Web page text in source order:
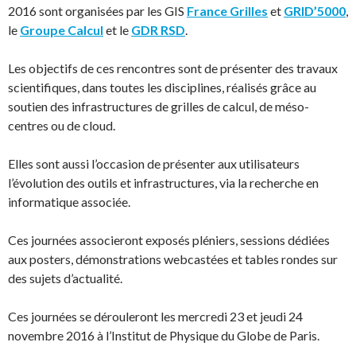
2016 sont organisées par les GIS France Grilles et GRID’5000,
le Groupe Calcul et le GDR RSD.
Les objectifs de ces rencontres sont de présenter des travaux
scientifiques, dans toutes les disciplines, réalisés grâce au
soutien des infrastructures de grilles de calcul, de méso-
centres ou de cloud.
Elles sont aussi l’occasion de présenter aux utilisateurs
l’évolution des outils et infrastructures, via la recherche en
informatique associée.
Ces journées associeront exposés pléniers, sessions dédiées
aux posters, démonstrations webcastées et tables rondes sur
des sujets d’actualité.
Ces journées se dérouleront les mercredi 23 et jeudi 24
novembre 2016 à l’Institut de Physique du Globe de Paris.